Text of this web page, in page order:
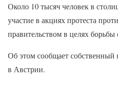
Около 10 тысяч человек в
участие в акциях протеста
правительством в целях
Об этом сообщает собственный
в Австрии.